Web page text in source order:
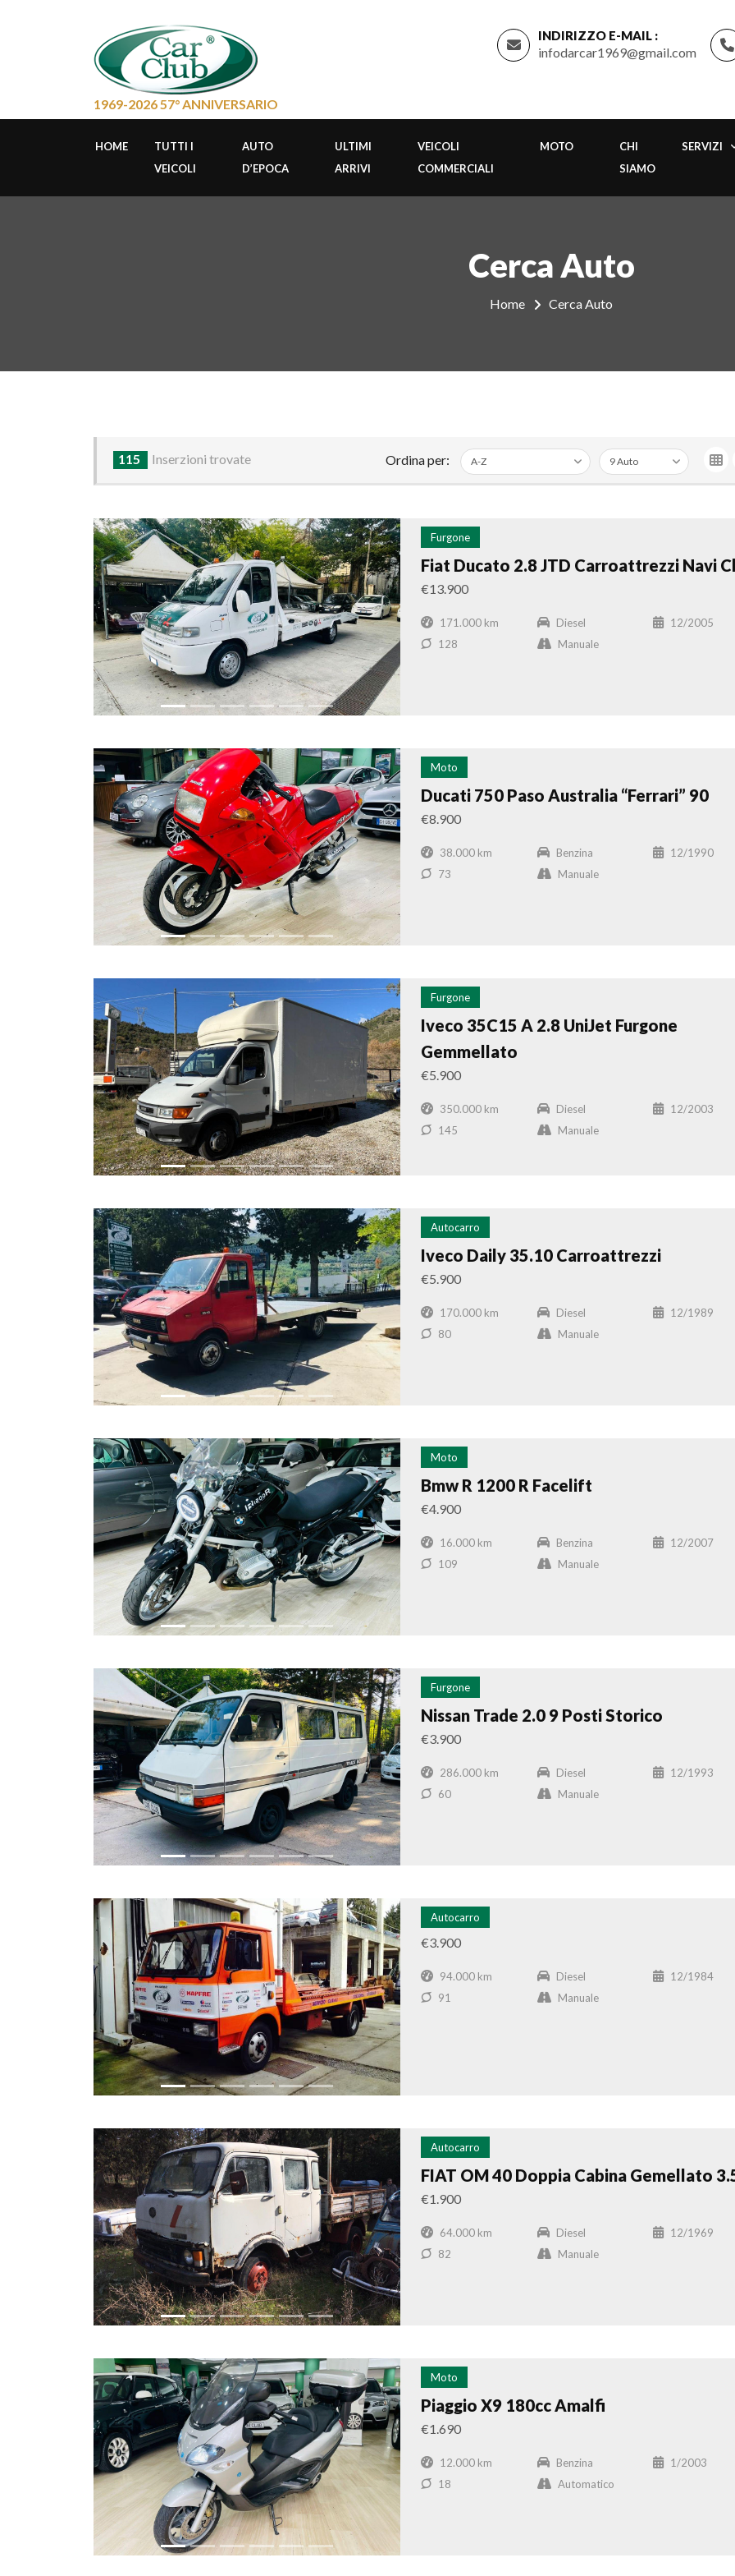
INDIRIZZO E-MAIL :
infodarcar1969@gmail.com
1969-2026 57° ANNIVERSARIO
HOME
TUTTI I
VEICOLI
AUTO
D’EPOCA
ULTIMI
ARRIVI
VEICOLI
COMMERCIALI
MOTO
CHI
SIAMO
SERVIZI
Cerca Auto
Home Cerca Auto
115 Inserzioni trovate Ordina per:
Furgone
Fiat Ducato 2.8 JTD Carroattrezzi Navi
€13.900
171.000 km Diesel
12/2005
128
Manuale
Moto
Ducati 750 Paso Australia “Ferrari” 90
€8.900
38.000 km Benzina
12/1990
73
Manuale
Furgone
Iveco 35C15 A 2.8 UniJet Furgone
Gemmellato
€5.900
350.000 km Diesel
12/2003
145
Manuale
Autocarro
Iveco Daily 35.10 Carroattrezzi
€5.900
170.000 km Diesel
12/1989
80
Manuale
Moto
Bmw R 1200 R Facelift
€4.900
16.000 km Benzina
12/2007
109
Manuale
Furgone
Nissan Trade 2.0 9 Posti Storico
€3.900
286.000 km Diesel
12/1993
60
Manuale
Autocarro
€3.900
94.000 km Diesel
12/1984
91
Manuale
Autocarro
FIAT OM 40 Doppia Cabina Gemellato
€1.900
64.000 km Diesel
12/1969
82
Manuale
Moto
Piaggio X9 180cc Amalfi
€1.690
12.000 km Benzina
1/2003
18
Automatico